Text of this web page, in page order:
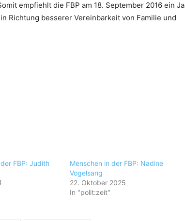
empfiehlt die FBP am 18. September 2016 ein Ja
Richtung besserer Vereinbarkeit von Familie und
FBP: Judith
Menschen in der FBP: Nadine
Vogelsang
22. Oktober 2025
In "polit:zeit"